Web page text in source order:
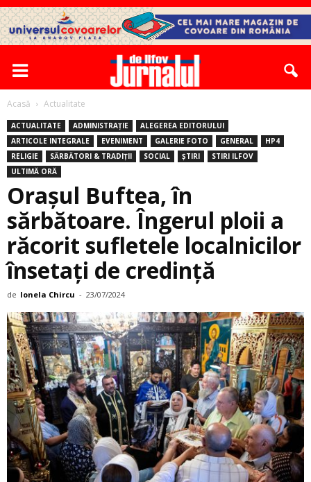
Acasă Actualitate
ACTUALITATE ADMINISTRAȚIE
ALEGEREA EDITORULUI
ARTICOLE INTEGRALE
EVENIMENT GALERIE FOTO GENERAL
HP4
RELIGIE
SĂRBĂTORI & TRADIȚII SOCIAL ȘTIRI
STIRI ILFOV
ULTIMĂ ORĂ
Orașul Buftea, în
sărbătoare. Îngerul ploii a
răcorit sufletele localnicilor
însetaţi de credinţă
de Ionela Chircu - 23/07/2024